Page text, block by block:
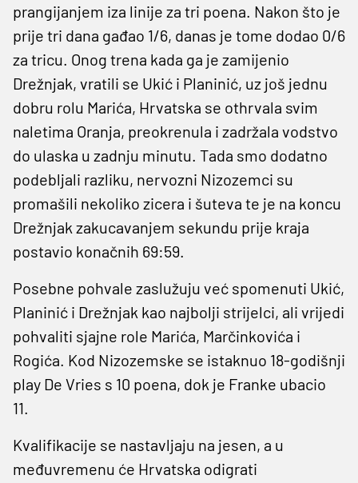
prangijanjem iza linije za tri poena. Nakon što je
prije tri dana gađao 1/6, danas je tome dodao 0/6
za tricu. Onog trena kada ga je zamijenio
Drežnjak, vratili se Ukić i Planinić, uz još jednu
dobru rolu Marića, Hrvatska se othrvala svim
naletima Oranja, preokrenula i zadržala vodstvo
do ulaska u zadnju minutu. Tada smo dodatno
podebljali razliku, nervozni Nizozemci su
promašili nekoliko zicera i šuteva te je na koncu
Drežnjak zakucavanjem sekundu prije kraja
postavio konačnih 69:59.
Posebne pohvale zaslužuju već spomenuti Ukić,
Planinić i Drežnjak kao najbolji strijelci, ali vrijedi
pohvaliti sjajne role Marića, Marčinkovića i
Rogića. Kod Nizozemske se istaknuo 18-godišnji
play De Vries s 10 poena, dok je Franke ubacio
11.
Kvalifikacije se nastavljaju na jesen, a u
međuvremenu će Hrvatska odigrati